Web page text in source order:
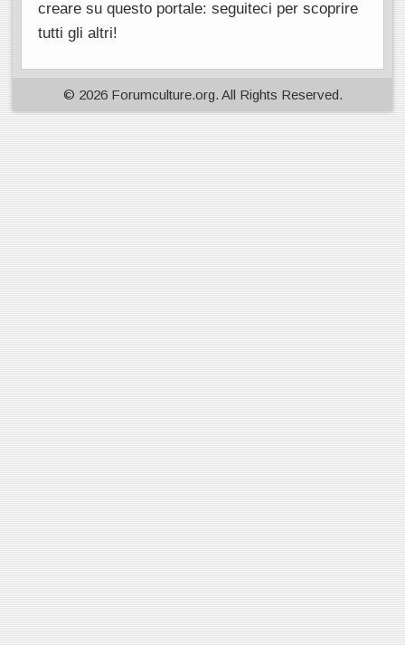
creare su questo portale: seguiteci per scoprire
tutti gli altri!
© 2026 Forumculture.org. All Rights Reserved.